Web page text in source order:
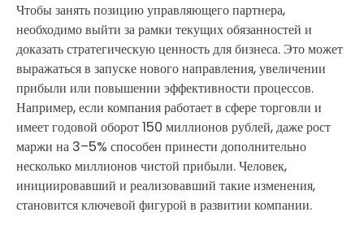
Чтобы занять позицию управляющего партнера,
необходимо выйти за рамки текущих обязанностей и
доказать стратегическую ценность для бизнеса. Это может
выражаться в запуске нового направления, увеличении
прибыли или повышении эффективности процессов.
Например, если компания работает в сфере торговли и
имеет годовой оборот 150 миллионов рублей, даже рост
маржи на 3–5% способен принести дополнительно
несколько миллионов чистой прибыли. Человек,
инициировавший и реализовавший такие изменения,
становится ключевой фигурой в развитии компании.